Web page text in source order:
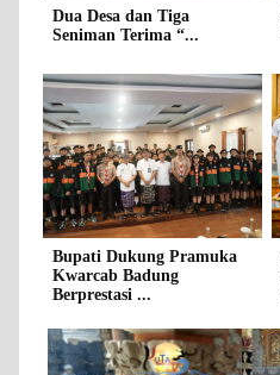
Dua Desa dan Tiga
Seniman Terima “...
Bupati Dukung Pramuka
Kwarcab Badung
Berprestasi ...